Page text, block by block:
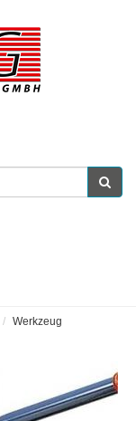
Werkzeug